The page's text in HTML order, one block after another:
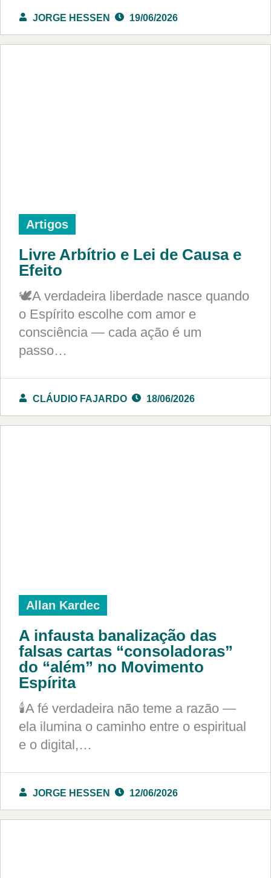
JORGE HESSEN 19/06/2026
Artigos
Livre Arbítrio e Lei de Causa e
Efeito
🕊️A verdadeira liberdade nasce quando
o Espírito escolhe com amor e
consciência — cada ação é um
passo…
CLÁUDIO FAJARDO 18/06/2026
Allan Kardec
A infausta banalização das
falsas cartas “consoladoras”
do “além” no Movimento
Espírita
🕯️A fé verdadeira não teme a razão —
ela ilumina o caminho entre o espiritual
e o digital,…
JORGE HESSEN 12/06/2026